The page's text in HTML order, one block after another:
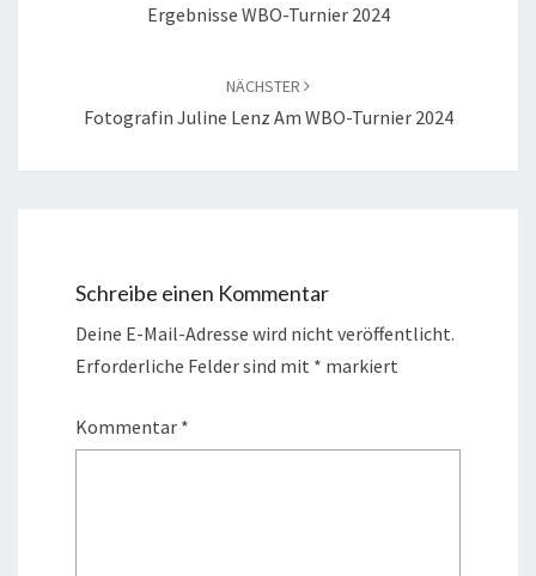
Ergebnisse WBO-Turnier 2024
NÄCHSTER
Fotografin Juline Lenz Am WBO-Turnier 2024
Schreibe einen Kommentar
Deine E-Mail-Adresse wird nicht veröffentlicht.
Erforderliche Felder sind mit * markiert
Kommentar *